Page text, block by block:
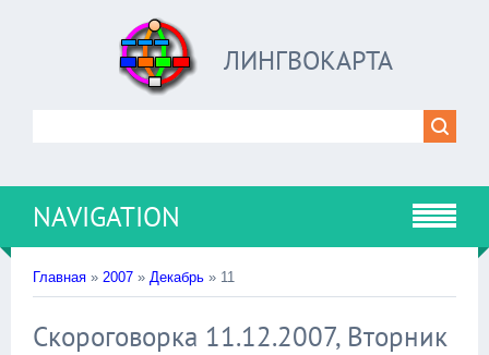
ЛИНГВОКАРТА
NAVIGATION
Главная » 2007 » Декабрь » 11
Скороговорка 11.12.2007, Вторник